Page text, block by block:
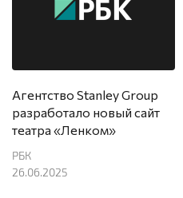
Агентство Stanley Group
разработало новый сайт
театра «Ленком»
РБК
26.06.2025